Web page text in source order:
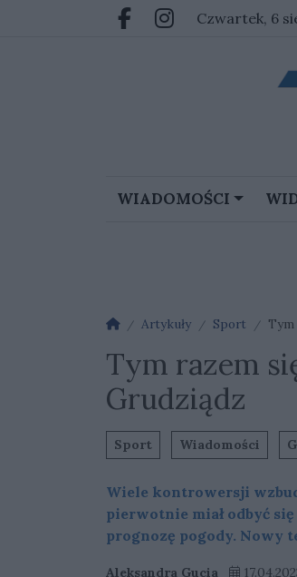
Przejdź do głównych treści
Przejdź do głównego menu
Facebook.com
czwartek, 6
WIADOMOŚCI
Strona główna
Artykuły Sport
Tym razem
Grudziądz
Sport Wiadomości
Wiele kontrowersji
pierwotnie miał odbyć
prognozę pogody. Nowy
Aleksandra Gucia